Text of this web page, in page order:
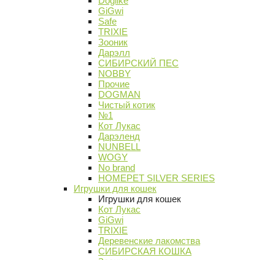
GiGwi
Safe
TRIXIE
Зооник
Дарэлл
СИБИРСКИЙ ПЕС
NOBBY
Прочие
DOGMAN
Чистый котик
№1
Кот Лукас
Дарэленд
NUNBELL
WOGY
No brand
HOMEPET SILVER SERIES
Игрушки для кошек
Игрушки для кошек
Кот Лукас
GiGwi
TRIXIE
Деревенские лакомства
СИБИРСКАЯ КОШКА